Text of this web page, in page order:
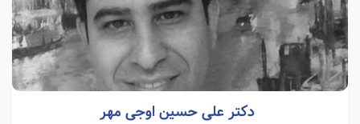
دکتر علی حسین اوجی مهر